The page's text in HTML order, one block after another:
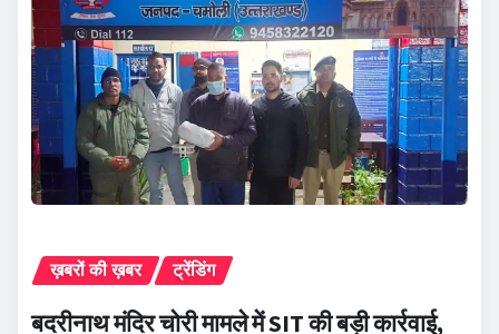
ख़बरों की ख़बर ट्रेंडिंग
बदरीनाथ मंदिर चोरी मामले में SIT की बड़ी कार्रवाई,